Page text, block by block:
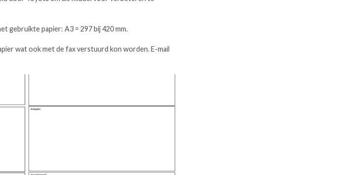
gebruikte papier: A3 = 297 bij 420 mm.
wat ook met de fax verstuurd kon worden. E-mail